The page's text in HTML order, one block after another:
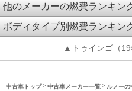
他のメーカーの燃費ランキン
ボディタイプ別燃費ランキン
▲トゥインゴ（
中古車トップ 中古車メーカー一覧 ルノーの